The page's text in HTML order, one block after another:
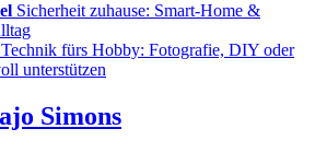
Sicherheit zuhause: Smart-Home &
Technik fürs Hobby: Fotografie, DIY oder
unterstützen
Simons